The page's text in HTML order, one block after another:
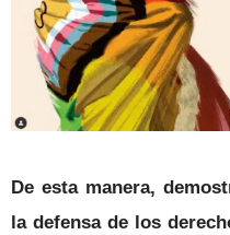
De esta manera,
la defensa de los